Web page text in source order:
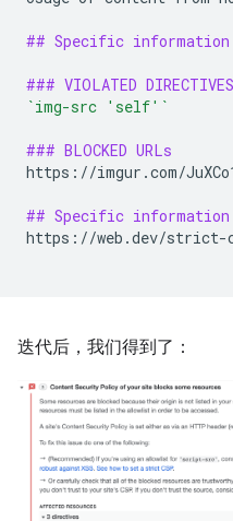
## Specific information
### VIOLATED DIRECTIVES
`img-src 'self'`
### BLOCKED URLs
https://imgur.com/
## Specific information
https://web.dev/strict-
迭代后，我们得到了：